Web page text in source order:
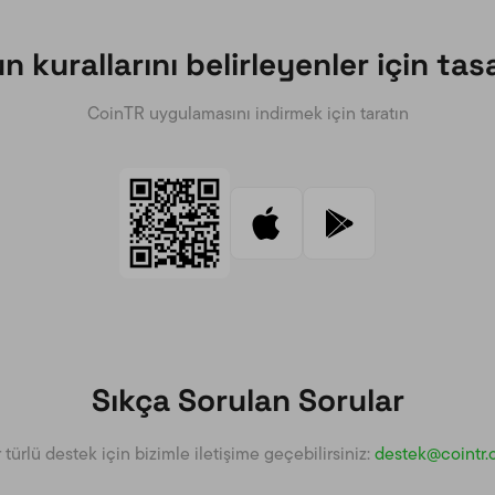
kurallarını belirleyenler için
CoinTR uygulamasını indirmek için taratın
Sıkça Sorulan Sorular
türlü destek için bizimle iletişime geçebilirsiniz: